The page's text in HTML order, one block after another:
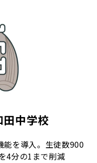
中学校
能を導入。生徒数900
4分の1まで削減